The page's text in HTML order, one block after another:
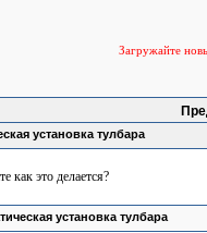
Загружайте
установка тулбара
как это делается?
установка тулбара